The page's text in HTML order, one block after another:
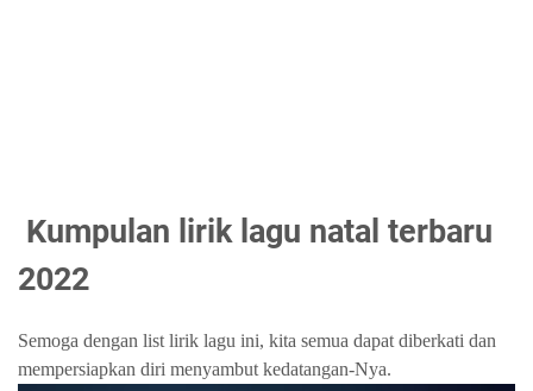
Kumpulan lirik lagu natal terbaru
2022
Semoga dengan list lirik lagu ini, kita semua dapat diberkati dan
mempersiapkan diri menyambut kedatangan-Nya.